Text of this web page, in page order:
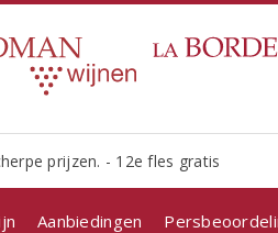
prijzen. - 12e fles gratis
Aanbiedingen